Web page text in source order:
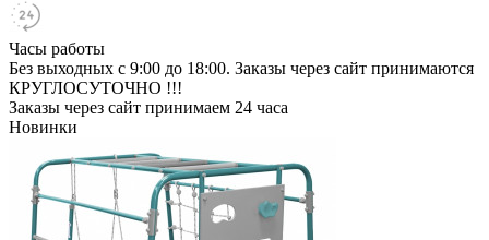
Часы работы
Без выходных с 9:00 до 18:00. Заказы через сайт принимаются
КРУГЛОСУТОЧНО !!!
Заказы через сайт принимаем 24 часа
Новинки